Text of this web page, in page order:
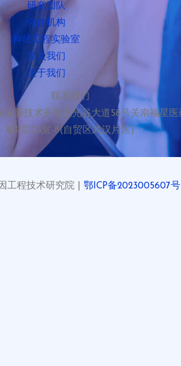
研究团队
合作机构
神经工程实验室
加入我们
关于我们
联系我们
湖新技术开发区光谷大道58号关南福星医
栋9层03室-8(自贸区武汉片区)
工程技术研究院 | 鄂ICP备2023005607号